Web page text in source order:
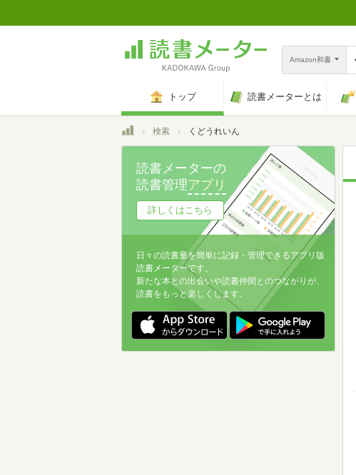
Amazon和書
トップ 読書メーターとは
トップ検索 くどうれいん
読書メーターの
読書管理アプリ
詳しくはこちら
日々の読書量を簡単に記録・管理できるアプリ版
読書メーターです。
新たな本との出会いや読書仲間とのつながりが、
読書をもっと楽しくします。